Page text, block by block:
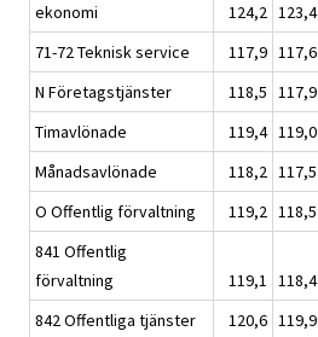
ekonomi
124,2 123,4
71-72 Teknisk service
117,9 117,6
N Företagstjänster
118,5 117,9
Timavlönade
119,4 119,0
Månadsavlönade
118,2 117,5
O Offentlig förvaltning
119,2 118,5
841 Offentlig
förvaltning
119,1 118,4
842 Offentliga tjänster
120,6 119,9